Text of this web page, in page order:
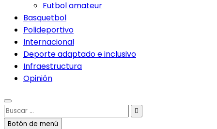
Futbol amateur
Basquetbol
Polideportivo
Internacional
Deporte adaptado e inclusivo
Infraestructura
Opinión
Buscar
…Botón de menú